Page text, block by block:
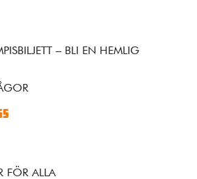
– BLI EN HEMLIG
FÖR ALLA